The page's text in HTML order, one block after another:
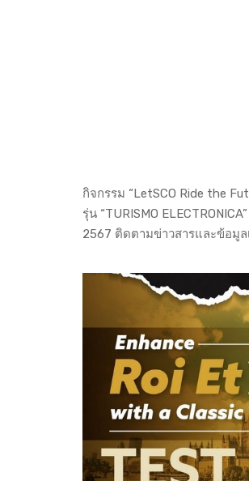
กิจกรรม “LetSCO Ride the
รุ่น “TURISMO
2567 ติดตามข่าวสารและข้อมูล